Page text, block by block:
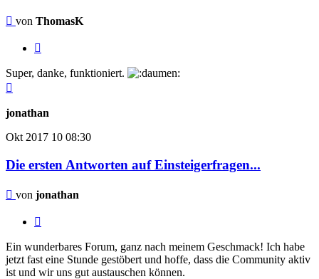
Beitrag
von ThomasK
Super, danke, funktioniert.
jonathan
Okt 2017 10 08:30
Die ersten Antworten auf Einsteigerfragen...
Beitrag
von jonathan
Ein wunderbares Forum, ganz nach meinem Geschmack! Ich habe
jetzt fast eine Stunde gestöbert und hoffe, dass die Community aktiv
ist und wir uns gut austauschen können.